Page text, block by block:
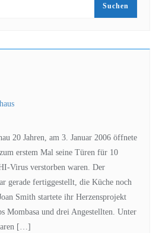
Suchen
20 Jahren, am 3. Januar 2006 öffnete
erstem Mal seine Türen für 10
Virus verstorben waren. Der
gerade fertiggestellt, die Küche noch
Smith startete ihr Herzensprojekt
Mombasa und drei Angestellten. Unter
[…]